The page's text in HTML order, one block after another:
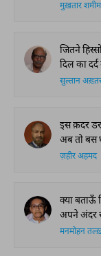
मुख़तार शमीम
जितने
दिल का
सुल्तान
इस क़दर
अब तो बस
ज़हीर अहमद
क्या बताऊँ
अपने अंदर
मनमोहन